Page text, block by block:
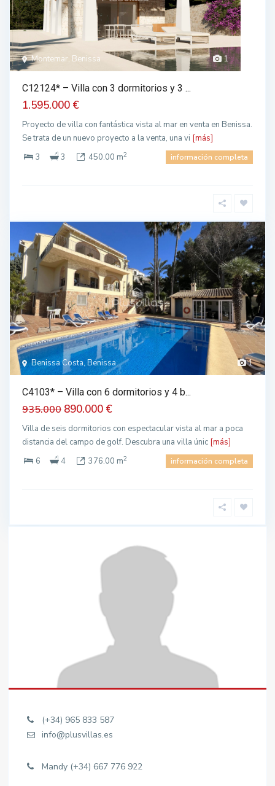
1
Montemar, Benissa
C12124* – Villa con 3 dormitorios y 3 ...
1.595.000 €
Proyecto de villa con fantástica vista al mar en venta en Benissa.
Se trata de un nuevo proyecto a la venta, una vi [más]
3
3 450.00 m2 información completa
1
Benissa Costa, Benissa
C4103* – Villa con 6 dormitorios y 4 b...
935.000 890.000 €
Villa de seis dormitorios con espectacular vista al mar a poca
distancia del campo de golf. Descubra una villa únic [más]
6
4 376.00 m2 información completa
(+34) 965 833 587
info@plusvillas.es
Mandy (+34) 667 776 922